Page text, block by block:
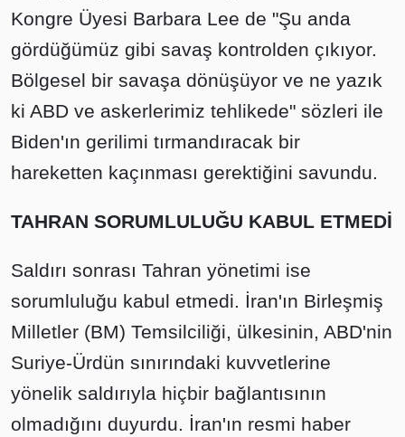
Kongre Üyesi Barbara Lee de "Şu anda
gördüğümüz gibi savaş kontrolden çıkıyor.
Bölgesel bir savaşa dönüşüyor ve ne yazık
ki ABD ve askerlerimiz tehlikede" sözleri ile
Biden'ın gerilimi tırmandıracak bir
hareketten kaçınması gerektiğini savundu.
TAHRAN SORUMLULUĞU KABUL ETMEDİ
Saldırı sonrası Tahran yönetimi ise
sorumluluğu kabul etmedi. İran'ın Birleşmiş
Milletler (BM) Temsilciliği, ülkesinin, ABD'nin
Suriye-Ürdün sınırındaki kuvvetlerine
yönelik saldırıyla hiçbir bağlantısının
olmadığını duyurdu. İran'ın resmi haber